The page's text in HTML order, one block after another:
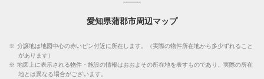
愛知県蒲郡市周辺マップ
※ 分譲地は地図中心の赤いピン付近に所在します。（実際の物件所在地から多少ずれること
があります）
※ 地図上に表示される物件・施設の情報はおおよその所在地を表すものであり、実際の所在
地とは異なる場合がございます。